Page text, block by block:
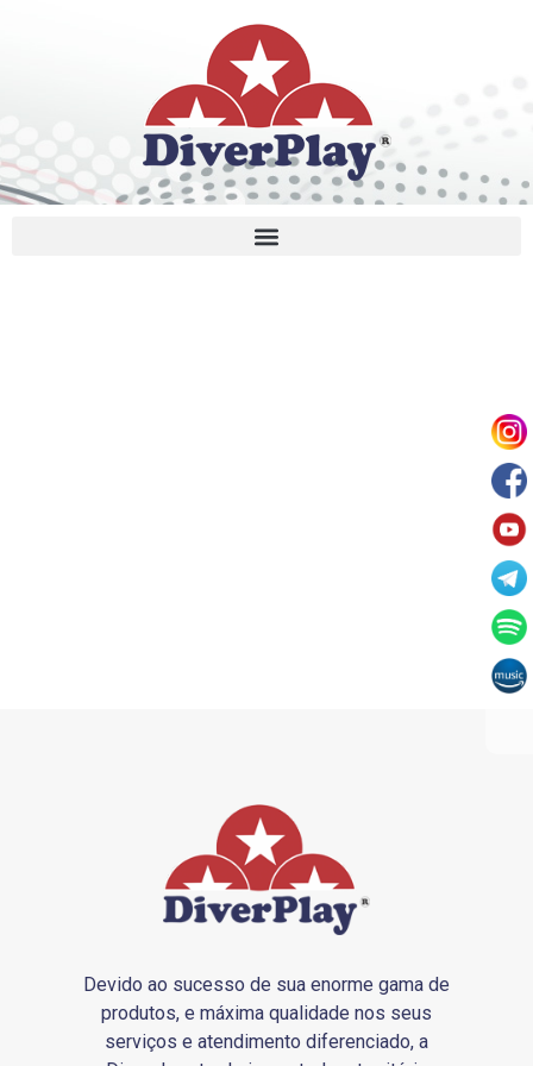
Devido ao sucesso de sua enorme gama de
produtos, e máxima qualidade nos seus
serviços e atendimento diferenciado, a